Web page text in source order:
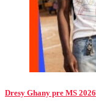
Dresy Ghany pre MS 2026